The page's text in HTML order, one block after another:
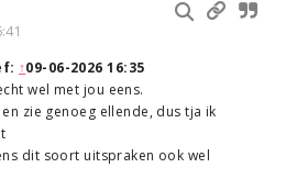
↑09-06-2026 16:35
wel met jou eens.
zie genoeg ellende, dus tja ik
dit soort uitspraken ook wel